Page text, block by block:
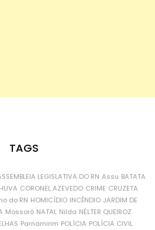
TAGS
LEGISLATIVA DO RN Assu BATATA
CORONEL AZEVEDO CRIME CRUZETA
do RN HOMICÍDIO INCÊNDIO JARDIM DE
Mossoró NATAL Nilda NÉLTER QUEIROZ
Parnamirim POLÍCIA POLÍCIA CIVIL